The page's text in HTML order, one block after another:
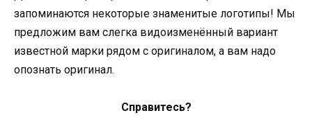
запоминаются некоторые знаменитые логотипы! Мы
предложим вам слегка видоизменённый вариант
известной марки рядом с оригиналом, а вам надо
опознать оригинал.
Справитесь?